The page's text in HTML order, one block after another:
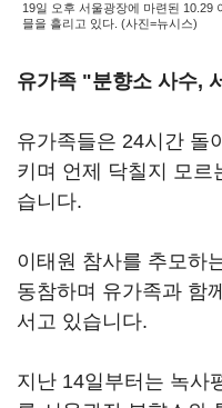
19일 오후 서울광장에 마련된 10.29
믈을 흘리고 있다. (사진=뉴시스)
유가족 "분향소 사수,
유가족들은 24시간 돌
키며 언제 닥칠지 모르
습니다.
이태원 참사를 추모하
동참하며 유가족과 함
서고 있습니다.
지난 14일부터는 녹사